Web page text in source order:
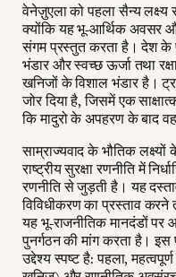
वेनेज़ुएला को पहला सैन्य लक्ष्य
क्योंकि यह भू-आर्थिक अवसर
संगम प्रस्तुत करता है। देश के
भंडार और स्वच्छ ऊर्जा तथा
खनिजों के विशाल भंडार है।
जोर दिया है, जिसमें एक
कि मादुरो के अपहरण के बाद
साम्राज्यवाद के भौतिक लक्ष्यों
राष्ट्रीय सुरक्षा रणनीति में
रणनीति से जुड़ती है। यह
विविधीकरण का प्रस्ताव
यह भू-राजनीतिक मानदंडों पर
पुनर्गठन की मांग करता है। इस
उद्देश्य स्पष्ट है: पहला,